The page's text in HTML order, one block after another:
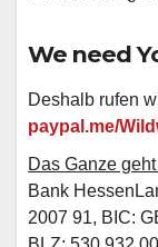
We need
Deshalb rufen
paypal.me/
Das Ganze
Bank
2007 91, BIC: